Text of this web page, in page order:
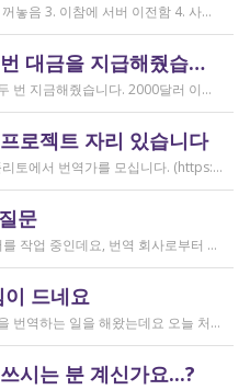
1. 디도스 공격 당함 2. 귀찮아서 서버 꺼놓음 3. 이참에 서버 이전함 4. 사라진 데이터는 없는 것 확인했는데, 일부 DB 설정이 활성화 안됨 5. 고칠 수는 있는데, 저희 집 신생아 협조 필요 6. 신생아가 협조하지 않음 현재 새글 쓰기, 신규 가입, 덧글 달기 등은 막아 두었습니다 언제든 3월 18일 전후 시점으로 롤백될 수 있습니다 디도스 공격은 10평짜리 구녕가게에 사람을 1만명 보내 영업방해를 하는 것과 같은 기법입니다. 왜 디도스 공격을 그렇게까지 열정적으로 하는가? 이것이 심해진 시점이 제가 출산하러 간다고 블라그에 글을 쓴 직후입니다. 적절한 비유인지 모르겠는데 암퇘지도 출산 후에는 도축 안 하지 않나 싶고요 옛날 같으면 이렇게 순하게 살지 않을 것인데, 요새 드는 생각이 좀 있습니다 사람은 노력해 봤자고, 사실 모든 능력치는 정해졌고 발현만 기다리는 것이 전부가 아닐까요 어떤 사람은 노력의 고점이 디도스 공격인 것입니다 그 애미도 한때는 가능성의 김칫국을 사발째 드링킹하며 키웠겠지요 저한테도 이 사이트를 유지할 유인이 있음은 말씀드렸으니 잘 이용해 주시면 그만인 것이고 시간 나시거든 디도스 공격자도 긍휼히 여겨 주시길 바랍니다
작성일
2026.04.15
에이전시에서 실수로 두 번 대금을 지급해줬습니다
에이전시에서 실수로 저에게 대금을 두 번 지금해줬습니다. 2000달러 이상을 두 번 wise로 지급받았습니다;;;; 에이전시에서 wise측으로 중복입금으로 인한 입금 취소 문의를 했는데 불가능하다고 답변을 받았다고 저에게 문의해달라고 하여, 저도 wise에 문의를 했지만, 입금자 정보를 알려준다면 취소 가능한 것 처럼 말하다가 결국 완료된 송금이라 취소가 불가능하다는 답변을 최종 전달받았습니다. 잘 쓰지 않는 계정이라 대금은 그대로 있는데 이 경우 제가 에이전시 계좌로 2000달러를 직접 재송금해도 문제가 없을까요..?? 추후 제 수익으로 잡혀서 세금문제나 기타 다른 사항이 복잡해질 것 같아서 wise에서 취소해주길 간절히 바랬는데ㅜㅜㅜ 이런경험이 있으시다면 어떻게 해결하셨나요ㅠㅠㅠ;;;
작성일
2026.04.04
로젝트 자리 있습니다
코스닥 상장된 AI 언어 데이터 기업 플리토에서 번역가를 모십니다. (https://startups.koraia.org/company/297) • 번역할 내용: 일상 대화, 일반 문장 중심의 단문 데이터 (전문지식 불필요) • 참여 프로젝트: 단문 번역(Human Translation) • 모집 언어쌍: 한국어 <> 다국어 • 목적: AI 학습용 데이터셋 구축 • 근무 형태: 재택 근무(학생, 프리랜서 번역가 환영) • 근무방법: Flitto 플랫폼 또는 엑셀 파일을 이용하여 작업 진행 - 파일 1개당 약 9,800단어 (언어쌍별 상이) - 파일 단위로 작업하며 1개만 참여도 가능 (이후 추가 참여 선택 가능) - 파일 1개 번역에 약 3~4일 데드라인 부여 - 파일 1개 번역 시 약 180,000원 ~ 386,000원 수준 (언어쌍별 상이) - 정산은 월 1회 지급 (플리토 정산 기준) - 프로젝트 기간: 약 1~3개월 (자율 참여) ★작업 단가: 한국어 → 스페인어: 9,800단어, 38.4원/단어, 파일 1개 완료 시 약 376,800원 스페인어 → 한국어: 9,800단어, 33.8원/단어, 파일 1개 완료 시 약 331,000원 한국어 → 러시아어: 9,800단어, 26.1원/단어, 파일 1개 완료 시 약 255,000원 한국어 → 중국어(간체): 9,800단어, 23.0원/단어, 파일 1개 완료 시 약 225,000원 중국어(간체) → 한국어: 16,800글자, 18.4원/글자, 파일 1개 완료 시 약 309,000원 한국어 → 중국어(번체): 9,800단어, 26.1원/단어, 파일 1개 완료 시 약 255,000원 중국어(번체) → 한국어: 16,800글자, 23.0원/글자, 파일 1개 완료 시 약 386,000원 한국어 → 베트남어: 9,800단어, 18.4원/단어, 파일 1개 완료 시 약 180,000원 베트남어 → 한국어: 9,800단어, 23.0원/단어, 파일 1개 완료 시 약 225,000원 *실제 업무시 수령 금액은 단가 및 작업량에 따라 위 금액과 차이가 있을 수 있습니다. *플리토 플랫폼(작업 툴) 작업 시 상응하는 포인트로 단가가 지급됩니다. 다음 링크로 신청 부탁드립니다: https://form.jotform.com/253371208518456?source_channel=albamon
문
안녕하세요. 현재 기업 행동 강령 문서를 작업 중인데요, 번역 회사로부터 메모큐 서버에서 메모큐 파일을 받았습니다. 번역회사에서 아이디와 비밀번호를 받아서 작업을 하는데 데스크탑 메모큐가 무료 버전이어서인지 이것저것 만져보다 보니(TM(만들어서 처음 해보는 문서 얼라인 시도), 라이브독스, 텀베이스등 눌러보는 행위) 밑의 사진과 같이 번역메모리 연결도 안된다고 하고 분명 어떤 파일에도 체크가 안 되어있는데 하나의 파일로만 연결 가능하다고 해서... 데스크탑 메모큐에서는 번역이 어렵다고 판단하여 그대로 이중언어 파일을 익스포트 해서 트라도스로 번역했습니다. (얼라인먼트 기능 사용해 2023년의 공식 한글 번역을 레퍼런스로 번역) 그랬더니 (메모큐에선 단순했던 코드가 트라도스에 복잡하게 나타나더라고요 아무튼 이것들을 해결하고 QA도 돌리고 나서...) 이중언어 파일을 메모큐에서 받으려다 보니 또 Free mode issue로 지원하지 않는 기능이라고 하더라고요. 그래서... 웹 메모큐를 사용해 태초부터 번역을 진행 중인데, 자동 번역으로 MT가 뜨는 걸 딸깍딸깍하고 확정 중이었는데 뭔가 이래도 되나 하는 생각이 들어서 질문하러 왔습니다. (이렇게 뜨는 걸 딸깍 확정 딸깍 확정 반복...) 클라이언트가 가이드라인을 주진 않았고 처음 파일을 줄 때 그 회사의 텀베이스가 연결된 파일을 줘서 그거 기반으로 한글 뜻이 맞으면 맞는 가이드라인이겠거니 하고 있는데 문장 부호나 말투나 뭔가 좀 기계번역의 날것을 적용하고 있다는 생각이 들어서... 이럴 땐 어떻게 해야하는지 여쭤보고 싶어요. 제가 트라도스로 번역한 세그먼트를 메모큐 타겟 세그먼트에 복붙하면 오류가 나는데 그냥 코드를 빼고 제가 트라도스에서 번역한걸 메모큐로 손수 옮겨야 할까요..!! 오늘 새벽 내내 기술 배우라는게 다른게 아니라 이걸 잘 알아두라는 말이었구나 하면서 깨달음을 얻었습니다...
드네요
여태 한 달에 한 두 번 꼴로 단일 파일을 번역하는 일을 해왔는데요 오늘 처음으로 모 회사에서 트라도스 패키지 파일로 전달하는 일을!!! 주셔서 열어봤습니다. ...너무 떨리네요 원래 타겟 세그먼트에 아무것도 없었는데, NMT나 100프로 매치로 채워져있고 그래요 맨 처음 일을 받고 돈을 받았을 때가 커리어의 시작이라고 생각했는데 몇 달 동안 그런 식으로 많으면 두 세개 정도의 일을 받다가 오늘 나름 볼륨 있는 업무를 맡게 되니까 뭔가 커리어의 [진짜_찐_시작_최종] 같고 긴장되네요 잘 해내고 싶어서 떨리고,,,,,, 잘 할 수 있을까 싶고 크아악 다들 2월에 일 잘 해내고 계신가요 여태껏 검색 기능을 사용해 눈팅만 해왔는데 산번혁 회원님들의 번역가 라이프는 어떻게 굴러가고 있는지 궁금하네요 호호호
2026.02.20
시는 분 계신가요...?